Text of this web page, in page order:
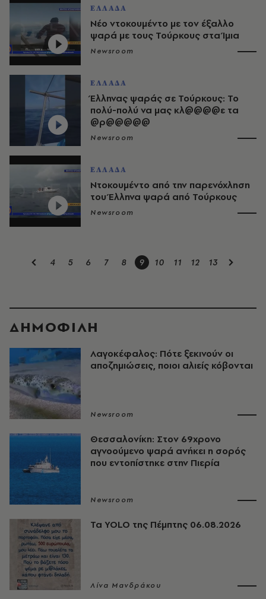
ΕΛΛΑΔΑ
Νέο ντοκουμέντο με τον έξαλλο
ψαρά με τους Τούρκους στα Ίμια
Newsroom
ΕΛΛΑΔΑ
Έλληνας ψαράς σε Τούρκους: Το
πολύ-πολύ να μας κλ@@@@ε τα
@ρ@@@@@
Newsroom
ΕΛΛΑΔΑ
Ντοκουμέντο από την παρενόχληση
του Έλληνα ψαρά από Τούρκους
Newsroom
4 5 6 7 8 9 10 11 12 13
ΔΗΜΟΦΙΛΗ
Λαγοκέφαλος: Πότε ξεκινούν οι
αποζημιώσεις, ποιοι αλιείς κόβονται
Newsroom
Θεσσαλονίκη: Στον 69χρονο
αγνοούμενο ψαρά ανήκει η σορός
που εντοπίστηκε στην Πιερία
Newsroom
Τα YOLO της Πέμπτης 06.08.2026
Λίνα Μανδράκου